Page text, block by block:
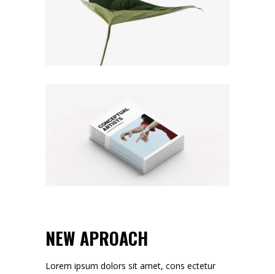
NEW APROACH
Lorem ipsum dolors sit amet, cons ectetur